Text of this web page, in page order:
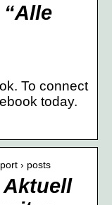
To connect
today.
› posts